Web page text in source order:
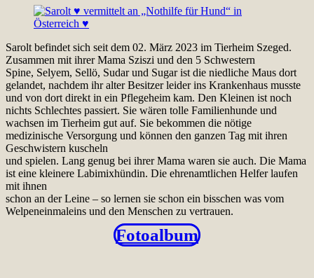
Sarolt befindet sich seit dem 02. März 2023 im Tierheim Szeged.
Zusammen mit ihrer Mama Sziszi und den 5 Schwestern
Spine, Selyem, Sellö, Sudar und Sugar ist die niedliche Maus dort
gelandet, nachdem ihr alter Besitzer leider ins Krankenhaus musste
und von dort direkt in ein Pflegeheim kam. Den Kleinen ist noch
nichts Schlechtes passiert. Sie wären tolle Familienhunde und
wachsen im Tierheim gut auf. Sie bekommen die nötige
medizinische Versorgung und können den ganzen Tag mit ihren
Geschwistern kuscheln
und spielen. Lang genug bei ihrer Mama waren sie auch. Die Mama
ist eine kleinere Labimixhündin. Die ehrenamtlichen Helfer laufen
mit ihnen
schon an der Leine – so lernen sie schon ein bisschen was vom
Welpeneinmaleins und den Menschen zu vertrauen.
Fotoalbum